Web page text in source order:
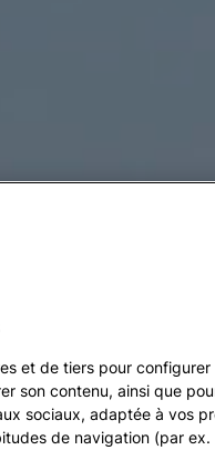
et de tiers pour
son contenu, ainsi que
sociaux, adaptée à vos
de navigation (par